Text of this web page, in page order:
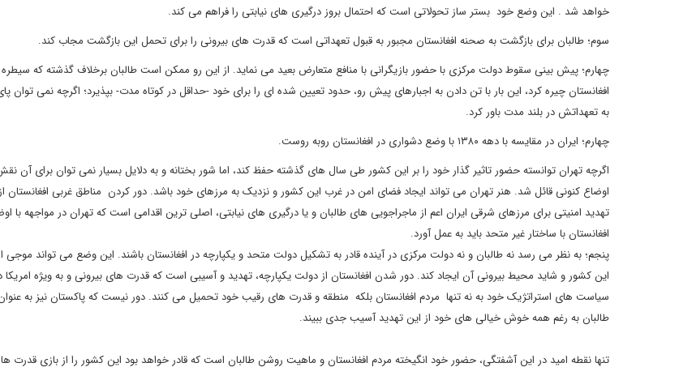
خواهد شد . این وضع خود بستر ساز تحولاتی است که احتمال بروز درگیری های نیابتی را فراهم می کند.
سوم؛ طالبان برای بازگشت به صحنه افغانستان مجبور به قبول تعهداتی است که قدرت های بیرونی را برای تحمل این بازگشت مجاب کند.
چهارم؛ پیش بینی سقوط دولت مرکزی با حضور بازیگرانی با منافع متعارض بعید می نماید. از این رو ممکن است طالبان برخلاف گذشته که
افغانستان چیره کرد، این بار با تن دادن به اجبارهای پیش رو، حدود تعیین شده ای را برای خود -حداقل در کوتاه مدت- بپذیرد؛ اگرچه نمی توان
به تعهداتش در بلند مدت باور کرد.
چهارم؛ ایران در مقایسه با دهه ۱۳۸۰ با وضع دشواری در افغانستان روبه روست.
اگرچه تهران توانسته حضور تاثیر گذار خود را بر این کشور طی سال های گذشته حفظ کند، اما شور بختانه و به دلایل بسیار نمی توان برای آن
اوضاع کنونی قائل شد. هنر تهران می تواند ایجاد فضای امن در غرب این کشور و نزدیک به مرزهای خود باشد. دور کردن مناطق غربی افغانستان
تهدید امنیتی برای مرزهای شرقی ایران اعم از ماجراجویی های طالبان و یا درگیری های نیابتی، اصلی ترین اقدامی است که تهران در مواجهه با
افغانستان با ساختار غیر متحد باید به عمل آورد.
پنجم؛ به نظر می رسد نه طالبان و نه دولت مرکزی در آینده قادر به تشکیل دولت متحد و یکپارچه در افغانستان باشند. این وضع می تواند موجی از
این کشور و شاید محیط بیرونی آن ایجاد کند. دور شدن افغانستان از دولت یکپارچه، تهدید و آسیبی است که قدرت های بیرونی و به ویژه
سیاست های استراتژیک خود به نه تنها مردم افغانستان بلکه منطقه و قدرت های رقیب خود تحمیل می کنند. دور نیست که پاکستان نیز به
طالبان به رغم همه خوش خیالی های خود از این تهدید آسیب جدی ببیند.
تنها نقطه امید در این آشفتگی، حضور خود انگیخته مردم افغانستان و ماهیت روشن طالبان است که قادر خواهد بود این کشور را از بازی قدرت